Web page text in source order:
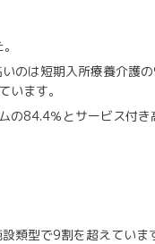
のは短期入所療養介護
います。
の84.4％とサービス付き
類型で9割を超えていま